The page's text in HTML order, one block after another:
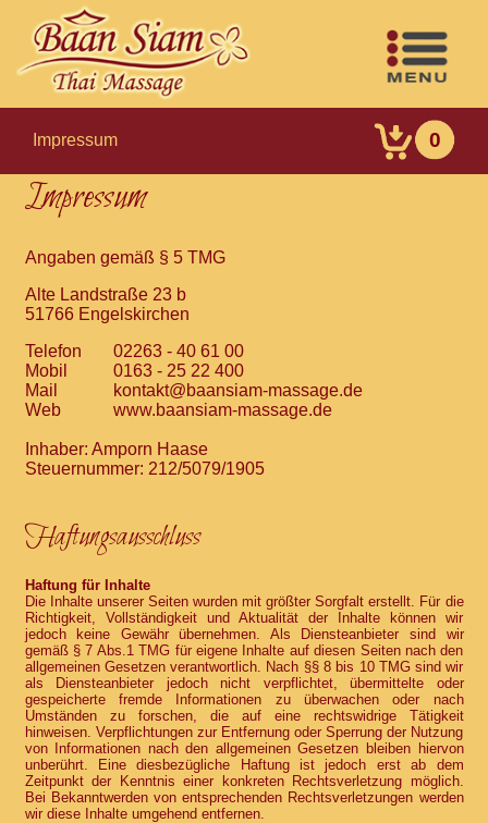
Impressum 0
Impressum
Angaben gemäß § 5 TMG
Alte Landstraße 23 b
51766 Engelskirchen
Telefon
02263 - 40 61 00
Mobil
0163 - 25 22 400
Mail
kontakt@baansiam-massage.de
Web
www.baansiam-massage.de
Inhaber: Amporn Haase
Steuernummer: 212/5079/1905
Haftungsausschluss
Haftung für Inhalte
Die Inhalte unserer Seiten wurden mit größter Sorgfalt erstellt. Für die
Richtigkeit, Vollständigkeit und Aktualität der Inhalte können wir
jedoch keine Gewähr übernehmen. Als Diensteanbieter sind wir
gemäß § 7 Abs.1 TMG für eigene Inhalte auf diesen Seiten nach den
allgemeinen Gesetzen verantwortlich. Nach §§ 8 bis 10 TMG sind wir
als Diensteanbieter jedoch nicht verpflichtet, übermittelte oder
gespeicherte fremde Informationen zu überwachen oder nach
Umständen zu forschen, die auf eine rechtswidrige Tätigkeit
hinweisen. Verpflichtungen zur Entfernung oder Sperrung der Nutzung
von Informationen nach den allgemeinen Gesetzen bleiben hiervon
unberührt. Eine diesbezügliche Haftung ist jedoch erst ab dem
Zeitpunkt der Kenntnis einer konkreten Rechtsverletzung möglich.
Bei Bekanntwerden von entsprechenden Rechtsverletzungen werden
wir diese Inhalte umgehend entfernen.